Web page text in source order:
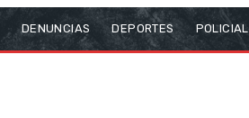
DENUNCIAS DEPORTES POLICIAL